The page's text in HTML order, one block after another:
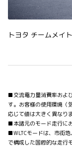
トヨタ チームメイ
■交流電力量消費率およ
す。お客様の使用環境（
応じて値は大きく異なり
■本諸元のモード走行に
■WLTCモードは、市街
で構成した国際的な走行